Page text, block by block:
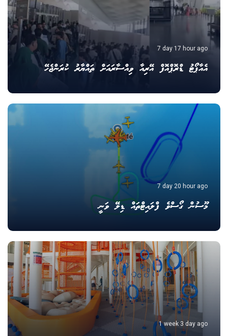
7 day 17 hour ago
އެއާޕޯޓު ޑްރޮޕްއޮފް އޭރިއާ ވިއްސާރައަށް ތައްޔާރު ކުރަންޖެހޭ
7 day 20 hour ago
މޫސުން ގޯސްވެ ފްލައިޓްތައް ޑިލޭ ވަނީ
1 week 3 day ago